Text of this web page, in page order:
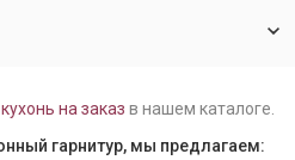
кухонь на заказ в нашем каталоге.
гарнитур, мы предлагаем: